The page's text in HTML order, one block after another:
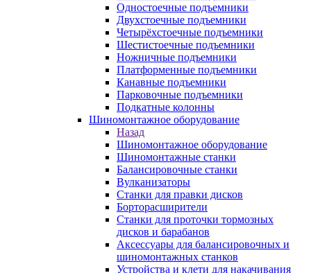
Одностоечные подъемники
Двухстоечные подъемники
Четырёхстоечные подъемники
Шестистоечные подъемники
Ножничные подъемники
Платформенные подъемники
Канавные подъемники
Парковочные подъемники
Подкатные колонны
Шиномонтажное оборудование
Назад
Шиномонтажное оборудование
Шиномонтажные станки
Балансировочные станки
Вулканизаторы
Станки для правки дисков
Борторасширители
Станки для проточки тормозных
дисков и барабанов
Аксессуары для балансировочных и
шиномонтажных станков
Устройства и клети для накачивания